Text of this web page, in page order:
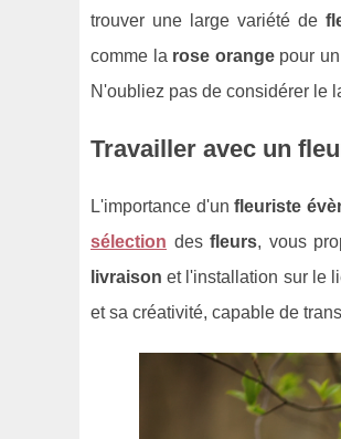
trouver une large variété de
comme la rose orangepour un
N'oubliez pas de considérer le
Travailler avec un
L'importance d'unfleuriste
sélection desfleurs, vous
livraison et l'installation sur le
et sa créativité, capable de